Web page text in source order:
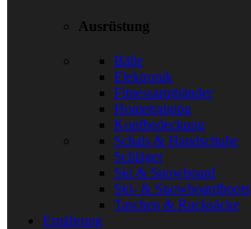
Ausrüstung
Bälle
Elektronik
Fitnessarmbänder
Hometraining
Kopfbedeckung
Schals & Handschuhe
Schläger
Ski & Snowboard
Ski- & Snowboardboots
Taschen & Rucksäcke
Ernährung